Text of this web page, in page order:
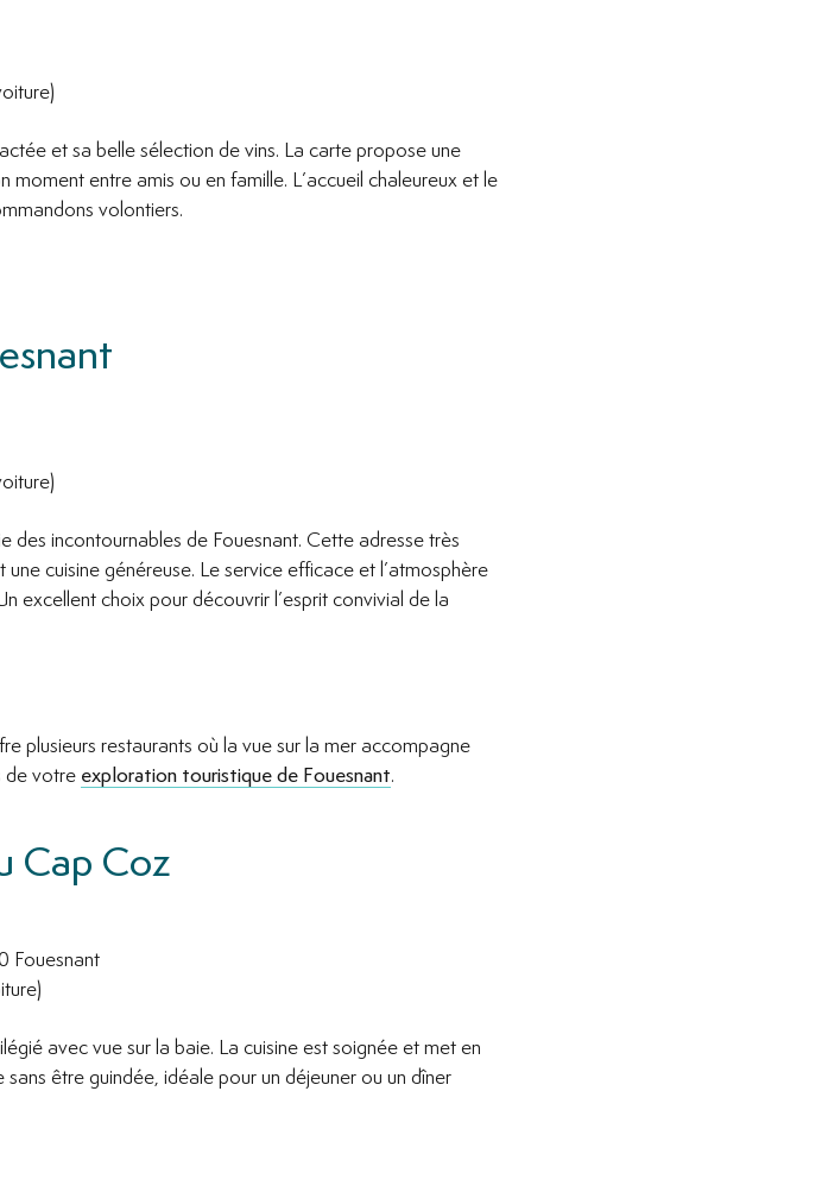
et sa belle sélection de vins. La carte propose une
entre amis ou en famille. L’accueil chaleureux et le
volontiers.
incontournables de Fouesnant. Cette adresse très
cuisine généreuse. Le service efficace et l’atmosphère
excellent choix pour découvrir l’esprit convivial de la
plusieurs restaurants où la vue sur la mer accompagne
de votre exploration touristique de Fouesnant.
Cap Coz
Fouesnant
avec vue sur la baie. La cuisine est soignée et met en
être guindée, idéale pour un déjeuner ou un dîner